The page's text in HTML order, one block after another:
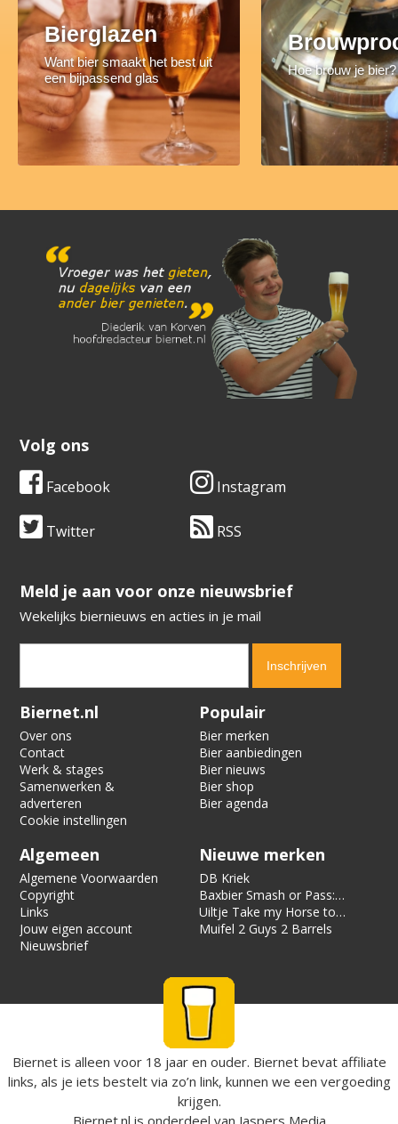
Bierglazen
Want bier smaakt het best uit
een bijpassend glas
Hoe brouw je bier?
Volg ons
Facebook Instagram
Twitter RSS
​​​​​​​Meld je aan voor onze nieuwsbrief
Wekelijks biernieuws en acties in je mail
Verification code:
Biernet.nl
Over ons
Contact
Werk & stages
Samenwerken &
adverteren
Cookie instellingen
Populair
Bier merken
Bier aanbiedingen
Bier nieuws
Bier shop
Bier agenda
Algemeen
Algemene Voorwaarden
Copyright
Links
Jouw eigen account
Nieuwsbrief
Nieuwe merken
DB Kriek
Baxbier Smash or Pass:
Strata
Uiltje Take my Horse to
the Hotel Room
Muifel 2 Guys 2 Barrels
Biernet is alleen voor 18 jaar en ouder. Biernet bevat affiliate
links, als je iets bestelt via zo’n link, kunnen we een vergoeding
krijgen.